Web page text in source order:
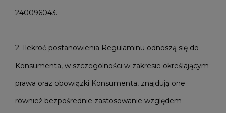
240096043.
2. Ilekroć postanowienia Regulaminu odnoszą się do
Konsumenta, w szczególności w zakresie określającym
prawa oraz obowiązki Konsumenta, znajdują one
również bezpośrednie zastosowanie względem